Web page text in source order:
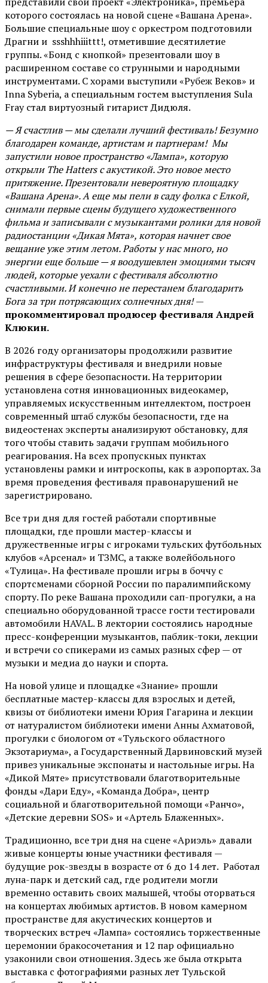
которого состоялась на новой сцене «Вашана Арена».
Большие специальные шоу с оркестром подготовили
Драгни и ssshhhiiittt!, отметившие десятилетие
группы. «Бонд с кнопкой» презентовали шоу в
расширенном составе со струнными и народными
инструментами. С хорами выступили «Рубеж Веков» и
Inna Syberia, а специальным гостем выступления Sula
Fray стал виртуозный гитарист Дидюля.
— Я счастлив — мы сделали лучший фестиваль! Безумно
благодарен команде, артистам и партнерам! Мы
запустили новое пространство «Лампа», которую
открыли The Hatters с акустикой. Это новое место
притяжение. Презентовали невероятную площадку
«Вашана Арена». А еще мы пели в саду фолка с Елкой,
снимали первые сцены будущего художественного
фильма и записывали с музыкантами ролики для новой
радиостанции «Дикая Мята», которая начнет свое
вещание уже этим летом. Работы у нас много, но
энергии еще больше — я воодушевлен эмоциями тысяч
людей, которые уехали с фестиваля абсолютно
счастливыми. И конечно не перестанем благодарить
Бога за три потрясающих солнечных дня!—
прокомментировал продюсер фестиваля Андрей
Клюкин.
В 2026 году организаторы продолжили развитие
инфраструктуры фестиваля и внедрили новые
решения в сфере безопасности. На территории
установлена сотня инновационных видеокамер,
управляемых искусственным интеллектом, построен
современный штаб службы безопасности, где на
видеостенах эксперты анализируют обстановку, для
того чтобы ставить задачи группам мобильного
реагирования. На всех пропускных пунктах
установлены рамки и интроскопы, как в аэропортах. За
время проведения фестиваля правонарушений не
зарегистрировано.
Все три дня для гостей работали спортивные
площадки, где прошли мастер-классы и
дружественные игры с игроками тульских футбольных
клубов «Арсенал» и ТЗМС, а также волейбольного
«Тулица». На фестивале прошли игры в боччу с
спортсменами сборной России по паралимпийскому
спорту. По реке Вашана проходили сап-прогулки, а на
специально оборудованной трассе гости тестировали
автомобили HAVAL. В лектории состоялись народные
пресс-конференции музыкантов, паблик-токи, лекции
и встречи со спикерами из самых разных сфер — от
музыки и медиа до науки и спорта.
На новой улице и площадке «Знание» прошли
бесплатные мастер-классы для взрослых и детей,
квизы от библиотеки имени Юрия Гагарина и лекции
от натуралистом библиотеки имени Анны Ахматовой,
прогулки с биологом от «Тульского областного
Экзотариума», а Государственный Дарвиновский музей
привез уникальные экспонаты и настольные игры. На
«Дикой Мяте» присутствовали благотворительные
фонды «Дари Еду», «Команда Добра», центр
социальной и благотворительной помощи «Ранчо»,
«Детские деревни SOS» и «Артель Блаженных».
Традиционно, все три дня на сцене«Ариэль» давали
живые концерты юные участники фестиваля —
будущие рок-звезды в возрасте от 6 до 14 лет. Работал
луна-парк и детский сад, где родители могли
временно оставить своих малышей, чтобы оторваться
на концертах любимых артистов. В новом камерном
пространстве для акустических концертов и
творческих встреч «Лампа» состоялись торжественные
церемонии бракосочетания и 12 пар официально
узаконили свои отношения. Здесь же была открыта
выставка с фотографиями разных лет Тульской